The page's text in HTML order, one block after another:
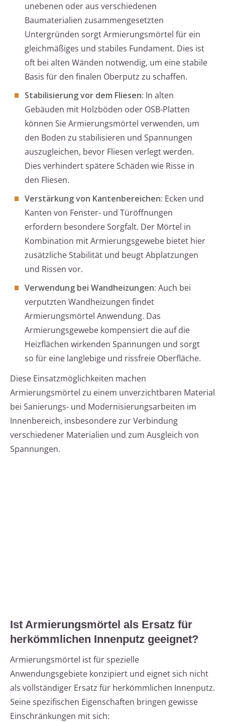
unebenen oder aus verschiedenen
Baumaterialien zusammengesetzten
Untergründen sorgt Armierungsmörtel für ein
gleichmäßiges und stabiles Fundament. Dies ist
oft bei alten Wänden notwendig, um eine stabile
Basis für den finalen Oberputz zu schaffen.
Stabilisierung vor dem Fliesen: In alten
Gebäuden mit Holzböden oder OSB-Platten
können Sie Armierungsmörtel verwenden, um
den Boden zu stabilisieren und Spannungen
auszugleichen, bevor Fliesen verlegt werden.
Dies verhindert spätere Schäden wie Risse in
den Fliesen.
Verstärkung von Kantenbereichen: Ecken und
Kanten von Fenster- und Türöffnungen
erfordern besondere Sorgfalt. Der Mörtel in
Kombination mit Armierungsgewebe bietet hier
zusätzliche Stabilität und beugt Abplatzungen
und Rissen vor.
Verwendung bei Wandheizungen: Auch bei
verputzten Wandheizungen findet
Armierungsmörtel Anwendung. Das
Armierungsgewebe kompensiert die auf die
Heizflächen wirkenden Spannungen und sorgt
so für eine langlebige und rissfreie Oberfläche.
Diese Einsatzmöglichkeiten machen
Armierungsmörtel zu einem unverzichtbaren Material
bei Sanierungs- und Modernisierungsarbeiten im
Innenbereich, insbesondere zur Verbindung
verschiedener Materialien und zum Ausgleich von
Spannungen.
Ist Armierungsmörtel als Ersatz für
herkömmlichen Innenputz geeignet?
Armierungsmörtel ist für spezielle
Anwendungsgebiete konzipiert und eignet sich nicht
als vollständiger Ersatz für herkömmlichen Innenputz.
Seine spezifischen Eigenschaften bringen gewisse
Einschränkungen mit sich: